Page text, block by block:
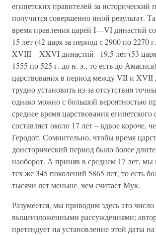
египетских правителей за исторический
получится совершенно иной результат.
время правления царей I—VI династий
15 лет (42 царя за период с 2900 по 2270
XVIII – XXVI династий– 19,5 лет (53
1555 по 525 г. до н. э., то есть до
царствования в период между VII и XVII
трудно установить из-за отсутствия
однако можно с большой вероятностью
среднее время царствования египетского
составляет около 17 лет – вдвое короче,
Геродот. Сомнительно, чтобы время
доисторический период было более
наоборот. А приняв в среднем 17 лет, мы
тех же 345 поколений 5865 лет, то есть
тысячи лет меньше, чем считает Мук.
Разумеется, мы приводим здесь это
вышеизложенными рассуждениями;
претендует на установление этой даты на